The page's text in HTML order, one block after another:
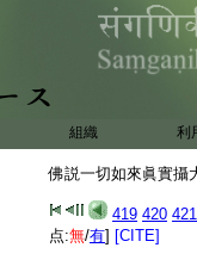
組織 利
佛説一切如來眞實攝
419 420 421
点:無/有] [CITE]
若欲利益諸貧者
勤求菩薩外復無
如上是爲諸部諸印
就教理
謂先通説一切如來
若與貪染相合故
乃是諸佛大印門
如來部三昧成就教理
若不捨離諸欲貪
此如來部清淨門